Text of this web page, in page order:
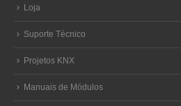
Loja
Suporte Técnico
Projetos KNX
Manuais de Módulos